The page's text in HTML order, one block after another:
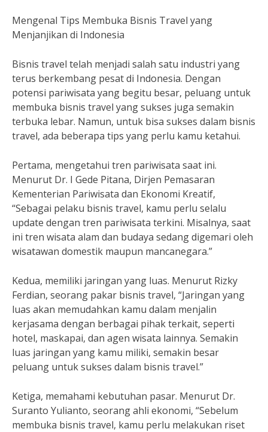
Mengenal Tips Membuka Bisnis Travel yang
Menjanjikan di Indonesia
Bisnis travel telah menjadi salah satu industri yang
terus berkembang pesat di Indonesia. Dengan
potensi pariwisata yang begitu besar, peluang untuk
membuka bisnis travel yang sukses juga semakin
terbuka lebar. Namun, untuk bisa sukses dalam bisnis
travel, ada beberapa tips yang perlu kamu ketahui.
Pertama, mengetahui tren pariwisata saat ini.
Menurut Dr. I Gede Pitana, Dirjen Pemasaran
Kementerian Pariwisata dan Ekonomi Kreatif,
“Sebagai pelaku bisnis travel, kamu perlu selalu
update dengan tren pariwisata terkini. Misalnya, saat
ini tren wisata alam dan budaya sedang digemari oleh
wisatawan domestik maupun mancanegara.”
Kedua, memiliki jaringan yang luas. Menurut Rizky
Ferdian, seorang pakar bisnis travel, “Jaringan yang
luas akan memudahkan kamu dalam menjalin
kerjasama dengan berbagai pihak terkait, seperti
hotel, maskapai, dan agen wisata lainnya. Semakin
luas jaringan yang kamu miliki, semakin besar
peluang untuk sukses dalam bisnis travel.”
Ketiga, memahami kebutuhan pasar. Menurut Dr.
Suranto Yulianto, seorang ahli ekonomi, “Sebelum
membuka bisnis travel, kamu perlu melakukan riset